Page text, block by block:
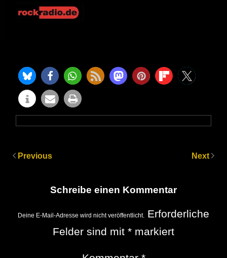
Previous Next
Schreibe einen Kommentar
Deine E-Mail-Adresse wird nicht veröffentlicht. Erforderliche
Felder sind mit * markiert